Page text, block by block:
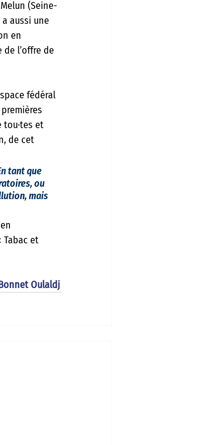
(Seine-
aussi une
en
de l’offre de
fédéral
tou·tes et
de cet
tant que
ou
mais
et
Oulaldj